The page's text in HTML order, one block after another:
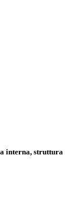
interna, struttura